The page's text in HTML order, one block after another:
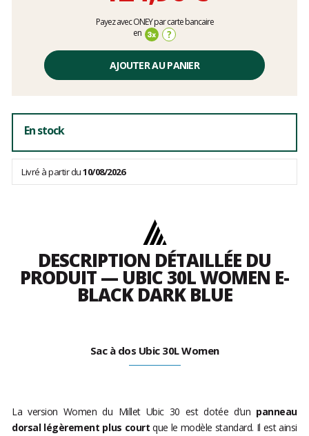
Payez avec ONEY par carte bancaire
en
?
AJOUTER AU PANIER
En stock
Livré à partir du10/08/2026
DESCRIPTION DÉTAILLÉE DU
PRODUIT — UBIC 30L WOMEN E-
BLACK DARK BLUE
Sac à dos Ubic 30L Women
La version Women du Millet Ubic 30 est dotée d’un panneau
dorsal légèrement plus court que le modèle standard. Il est ainsi